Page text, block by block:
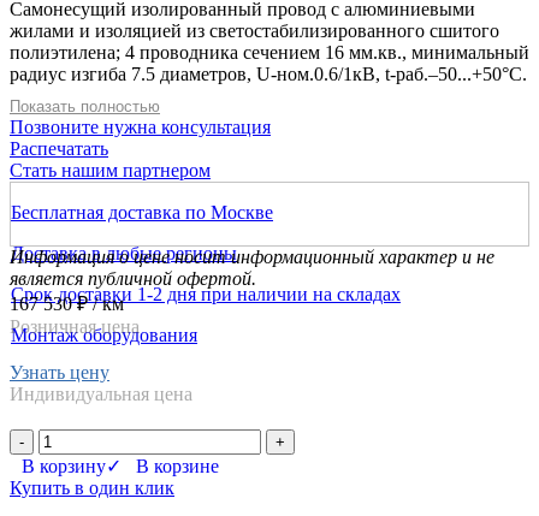
Самонесущий изолированный провод с алюминиевыми
жилами и изоляцией из светостабилизированного сшитого
полиэтилена; 4 проводника сечением 16 мм.кв., минимальный
радиус изгиба 7.5 диаметров, U-ном.0.6/1кВ, t-раб.–50...+50°С.
Провод соответствует требованиям ГОСТ Р 52373-2005.
Показать полностью
Позвоните нужна консультация
Распечатать
Стать нашим партнером
Бесплатная доставка по Москве
Доставка в любые регионы
Срок доставки 1-2 дня при наличии на складах
Монтаж оборудования
Информация о цене носит информационный характер и не
является публичной офертой.
167 530 ₽/ км
Розничная цена
Узнать цену
Индивидуальная цена
- +
В корзину✓ В корзине
Купить в один клик